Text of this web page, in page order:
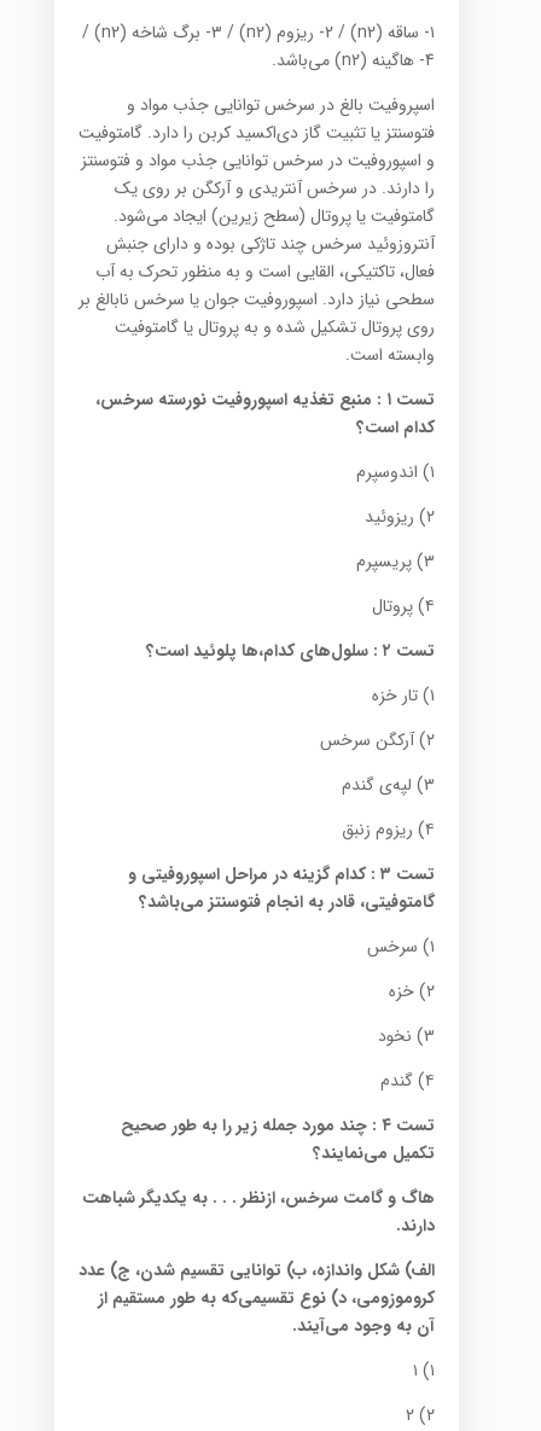
۱- ساقه (n2) / 2- ریزوم (n2) / 3- برگ شاخه (n2) /
4- ‌هاگینه (n2) می‌باشد.
اسپروفیت بالغ در سرخس توانایی جذب مواد و
فتوسنتز یا تثبیت گاز دی‌اکسید کربن را دارد. گامتوفیت
و اسپوروفیت در سرخس توانایی جذب مواد و فتوسنتز
را دارند. در سرخس آنتریدی و آرکگن بر روی یک
گامتوفیت یا پروتال (سطح زیرین) ایجاد می‌شود.
آنتروزوئید سرخس چند تاژکی بوده و دارای جنبش
فعال، تاکتیکی، القایی است و به منظور تحرک به آب
سطحی نیاز دارد. اسپوروفیت جوان یا سرخس نابالغ بر
روی پروتال تشکیل شده و به پروتال یا گامتوفیت
وابسته است.
تست ۱
: منبع تغذیه اسپوروفیت نورسته سرخس،
کدام است؟
۱) ‌اندوسپرم
۲) ریزوئید
۳) پریسپرم
۴) پروتال
تست ۲ : سلول‌های کدام،‌ها پلوئید است؟
۱) تار خزه
۲) آرکگن سرخس
۳) لپه‌ی گندم
۴) ریزوم زنبق
تست ۳
:کدام گزینه در مراحل اسپوروفیتی و
گامتوفیتی، قادر به انجام فتوسنتز می‌باشد؟
۱) سرخس
۲) خزه
۳) نخود
۴) گندم
تست ۴ : چند مورد جمله زیر را به طور صحیح
تکمیل می‌نمایند؟
هاگ و گامت سرخس، ازنظر . . . به یکدیگر شباهت
دارند.
الف) شکل و‌اندازه، ب) توانایی تقسیم شدن، ج) عدد
کروموزومی، د) نوع تقسیمی‌که به طور مستقیم از
آن به وجود می‌آیند.
۱) ۱
۲) ۲